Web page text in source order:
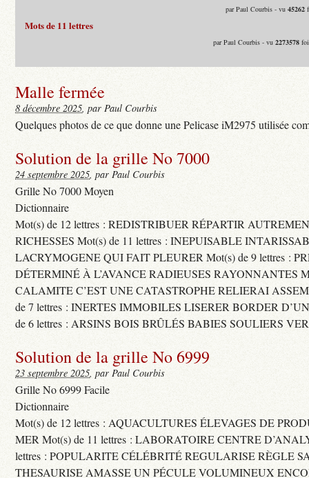
par Paul Courbis - vu45262
Mots de 11 lettres
par Paul Courbis - vu2273578
Malle fermée
8 décembre 2025, par Paul Courbis
Quelques photos de ce que donne une Pelicase iM2975 utilisée
Solution de la grille No 7000
24 septembre 2025, par Paul Courbis
Grille No 7000 Moyen
Dictionnaire
Mot(s) de 12 lettres : REDISTRIBUER RÉPARTIR
RICHESSES Mot(s) de 11 lettres : INEPUISABLE
LACRYMOGENE QUI FAIT PLEURER Mot(s) de 9 lettres :
DÉTERMINÉ À L’AVANCE RADIEUSES RAYONNANTES
CALAMITE C’EST UNE CATASTROPHE RELIERAI
de 7 lettres : INERTES IMMOBILES LISERER BORDER
de 6 lettres : ARSINS BOIS BRÛLÉS BABIES SOULIERS
Solution de la grille No 6999
23 septembre 2025, par Paul Courbis
Grille No 6999 Facile
Dictionnaire
Mot(s) de 12 lettres : AQUACULTURES ÉLEVAGES DE
MER Mot(s) de 11 lettres : LABORATOIRE CENTRE
lettres : POPULARITE CÉLÉBRITÉ REGULARISE RÈGLE
THESAURISE AMASSE UN PÉCULE VOLUMINEUX